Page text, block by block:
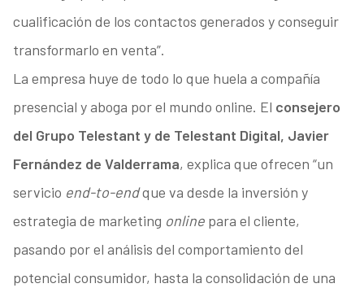
cualificación de los contactos generados y conseguir
transformarlo en venta”.
La empresa huye de todo lo que huela a compañía
presencial y aboga por el mundo online. El consejero
del Grupo Telestant y de Telestant Digital, Javier
Fernández de Valderrama, explica que ofrecen “un
servicio end-to-endque va desde la inversión y
estrategia de marketing onlinepara el cliente,
pasando por el análisis del comportamiento del
potencial consumidor, hasta la consolidación de una